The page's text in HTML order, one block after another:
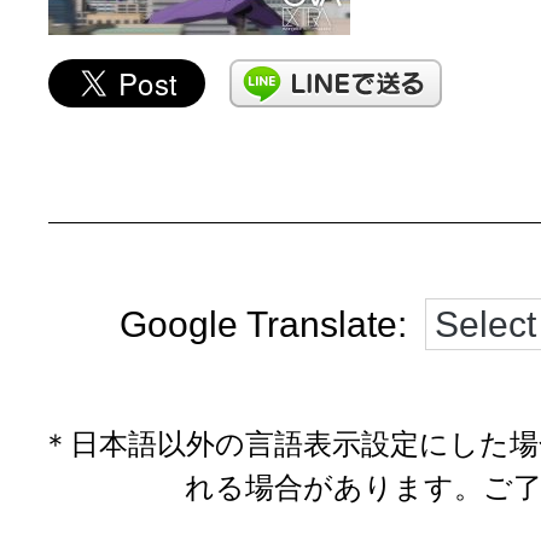
Google Translate:
＊日本語以外の言語表示設定にした
れる場合があります。ご